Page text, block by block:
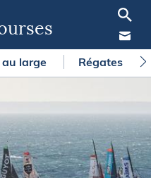
au large Régates